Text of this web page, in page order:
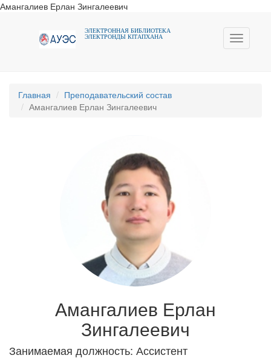
Амангалиев Ерлан Зингалеевич
Toggle
ЭЛЕКТРОННАЯ БИБЛИОТЕКА
ЭЛЕКТРОНДЫ КIТАПХАНА
Главная
Преподавательский состав
Амангалиев Ерлан Зингалеевич
Амангалиев Ерлан
Зингалеевич
Занимаемая должность: Ассистент